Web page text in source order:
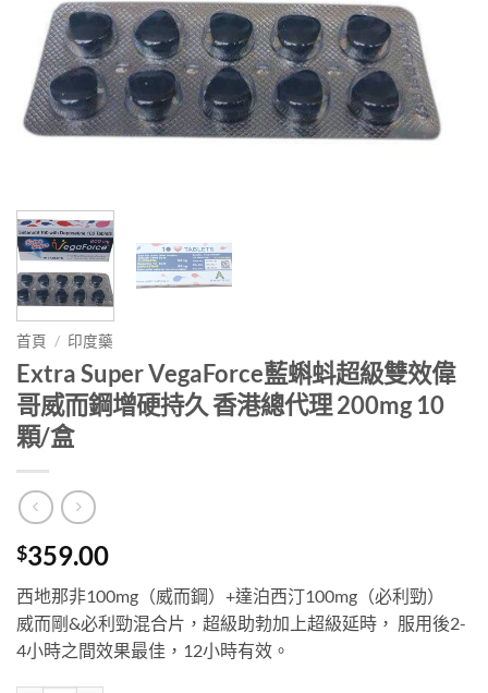
首頁 / 印度藥
Extra Super VegaForce藍蝌蚪超級雙效偉
哥威而鋼增硬持久 香港總代理 200mg 10
顆/盒
$359.00
西地那非100mg（威而鋼）+達泊西汀100mg（必利勁）
威而剛&必利勁混合片，超級助勃加上超級延時， 服用後2-
4小時之間效果最佳，12小時有效。